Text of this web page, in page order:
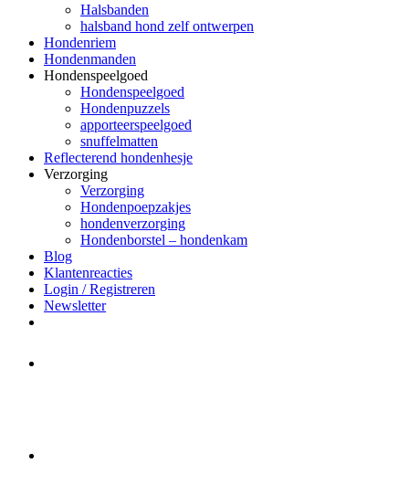
Halsbanden
halsband hond zelf ontwerpen
Hondenriem
Hondenmanden
Hondenspeelgoed
Hondenspeelgoed
Hondenpuzzels
apporteerspeelgoed
snuffelmatten
Reflecterend hondenhesje
Verzorging
Verzorging
Hondenpoepzakjes
hondenverzorging
Hondenborstel – hondenkam
Blog
Klantenreacties
Login / Registreren
Newsletter